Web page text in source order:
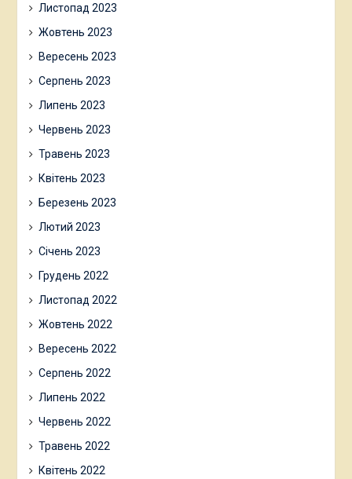
Листопад 2023
Жовтень 2023
Вересень 2023
Серпень 2023
Липень 2023
Червень 2023
Травень 2023
Квітень 2023
Березень 2023
Лютий 2023
Січень 2023
Грудень 2022
Листопад 2022
Жовтень 2022
Вересень 2022
Серпень 2022
Липень 2022
Червень 2022
Травень 2022
Квітень 2022